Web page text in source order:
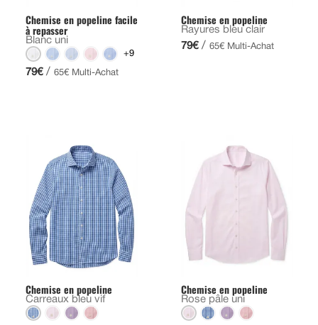
Chemise en popeline facile
à repasser
Blanc uni
+9
79€ / 65€ Multi-Achat
Chemise en popeline
Rayures bleu clair
79€ / 65€ Multi-Achat
Chemise en popeline
Carreaux bleu vif
Chemise en popeline
Rose pâle uni